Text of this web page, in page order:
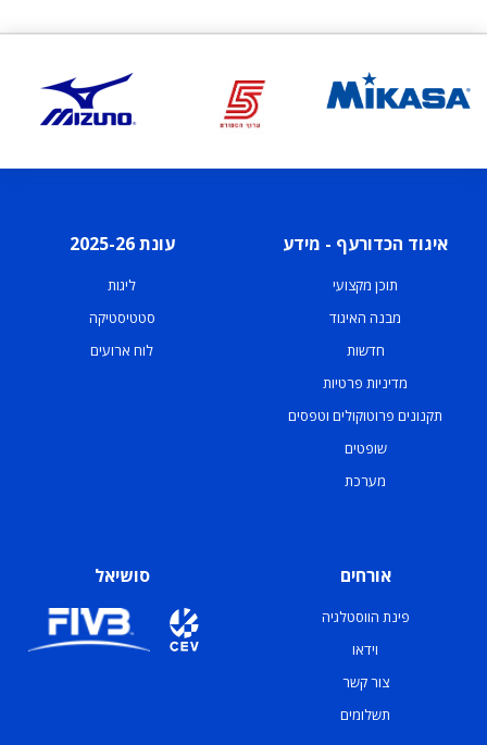
איגוד הכדורעף - מידע
תוכן מקצועי
מבנה האיגוד
חדשות
מדיניות פרטיות
תקנונים פרוטוקולים וטפסים
שופטים
מערכת
עונת 2025-26
ליגות
סטטיסטיקה
לוח ארועים
אורחים
פינת הווסטלגיה
וידאו
צור קשר
תשלומים
סושיאל